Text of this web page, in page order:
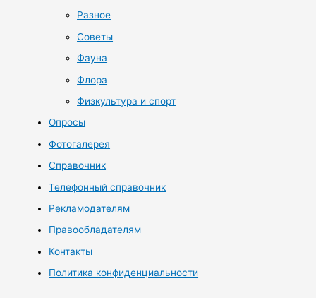
Разное
Советы
Фауна
Флора
Физкультура и спорт
Опросы
Фотогалерея
Справочник
Телефонный справочник
Рекламодателям
Правообладателям
Контакты
Политика конфиденциальности